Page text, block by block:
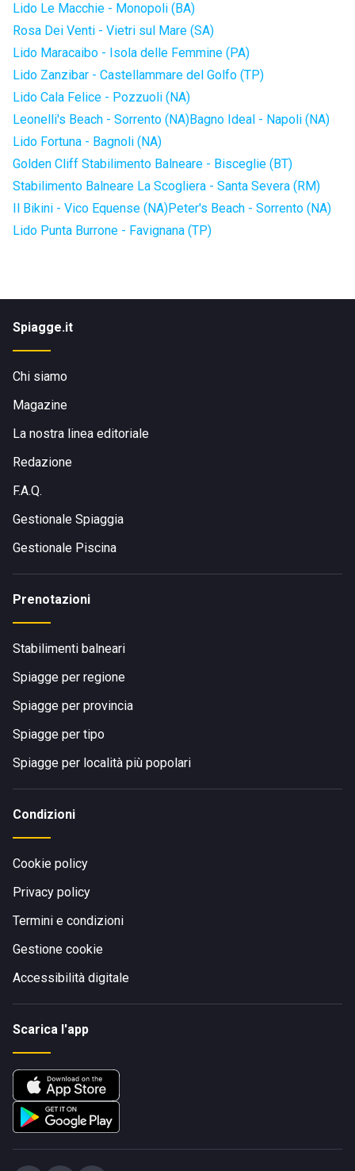
Lido Le Macchie - Monopoli (BA)
Rosa Dei Venti - Vietri sul Mare (SA)
Lido Maracaibo - Isola delle Femmine (PA)
Lido Zanzibar - Castellammare del Golfo (TP)
Lido Cala Felice - Pozzuoli (NA)
Leonelli's Beach - Sorrento (NA)Bagno Ideal - Napoli (NA)
Lido Fortuna - Bagnoli (NA)
Golden Cliff Stabilimento Balneare - Bisceglie (BT)
Stabilimento Balneare La Scogliera - Santa Severa (RM)
Il Bikini - Vico Equense (NA)Peter's Beach - Sorrento (NA)
Lido Punta Burrone - Favignana (TP)
Spiagge.it
Chi siamo
Magazine
La nostra linea editoriale
Redazione
F.A.Q.
Gestionale Spiaggia
Gestionale Piscina
Prenotazioni
Stabilimenti balneari
Spiagge per regione
Spiagge per provincia
Spiagge per tipo
Spiagge per località più popolari
Condizioni
Cookie policy
Privacy policy
Termini e condizioni
Gestione cookie
Accessibilità digitale
Scarica l'app